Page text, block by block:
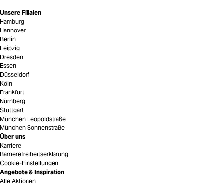
Unsere Filialen
Hamburg
Hannover
Berlin
Leipzig
Dresden
Essen
Düsseldorf
Köln
Frankfurt
Nürnberg
Stuttgart
München Leopoldstraße
München Sonnenstraße
Über uns
Karriere
Barrierefreiheitserklärung
Cookie-Einstellungen
Angebote & Inspiration
Alle Aktionen